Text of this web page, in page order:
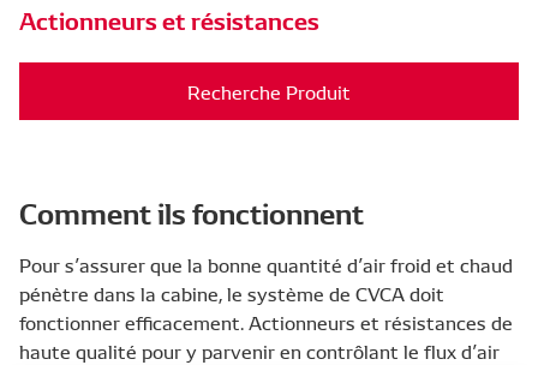
Actionneurs et résistances
Recherche Produit
Comment ils fonctionnent
Pour s’assurer que la bonne quantité d’air froid et chaud
pénètre dans la cabine, le système de CVCA doit
fonctionner efficacement. Actionneurs et résistances de
haute qualité pour y parvenir en contrôlant le flux d’air